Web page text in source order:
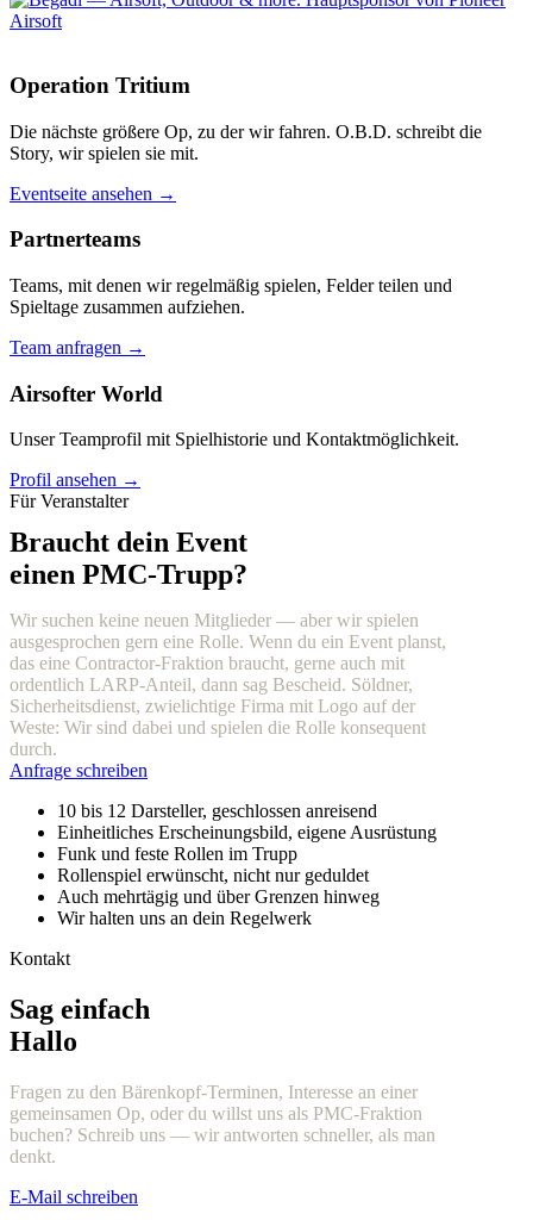
Operation Tritium
Die nächste größere Op, zu der wir fahren. O.B.D. schreibt die
Story, wir spielen sie mit.
Eventseite ansehen →
Partnerteams
Teams, mit denen wir regelmäßig spielen, Felder teilen und
Spieltage zusammen aufziehen.
Team anfragen →
Airsofter World
Unser Teamprofil mit Spielhistorie und Kontaktmöglichkeit.
Profil ansehen →
Für Veranstalter
Braucht dein Event
einen PMC-Trupp?
Wir suchen keine neuen Mitglieder — aber wir spielen
ausgesprochen gern eine Rolle. Wenn du ein Event planst,
das eine Contractor-Fraktion braucht, gerne auch mit
ordentlich LARP-Anteil, dann sag Bescheid. Söldner,
Sicherheitsdienst, zwielichtige Firma mit Logo auf der
Weste: Wir sind dabei und spielen die Rolle konsequent
durch.
Anfrage schreiben
10 bis 12 Darsteller, geschlossen anreisend
Einheitliches Erscheinungsbild, eigene Ausrüstung
Funk und feste Rollen im Trupp
Rollenspiel erwünscht, nicht nur geduldet
Auch mehrtägig und über Grenzen hinweg
Wir halten uns an dein Regelwerk
Kontakt
Sag einfach
Hallo
Fragen zu den Bärenkopf-Terminen, Interesse an einer
gemeinsamen Op, oder du willst uns als PMC-Fraktion
buchen? Schreib uns — wir antworten schneller, als man
denkt.
E-Mail schreiben